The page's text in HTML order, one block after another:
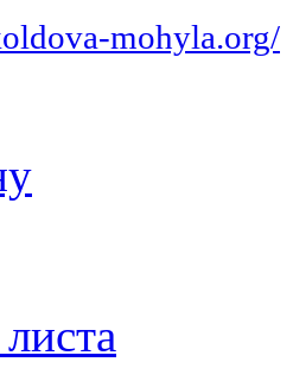
mohyla.org/